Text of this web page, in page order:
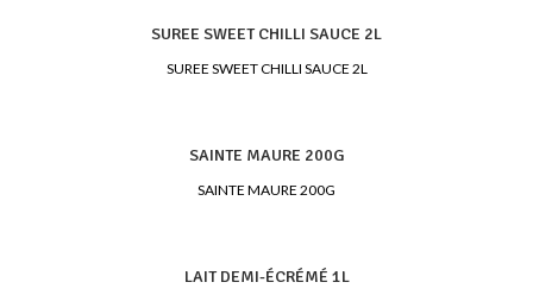
SUREE SWEET CHILLI SAUCE 2L
SUREE SWEET CHILLI SAUCE 2L
SAINTE MAURE 200G
SAINTE MAURE 200G
LAIT DEMI-ÉCRÉMÉ 1L